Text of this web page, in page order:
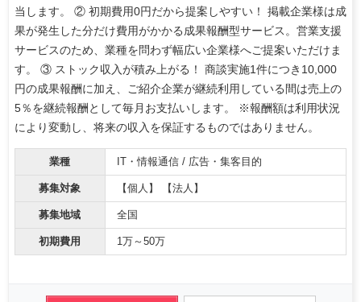
当します。 ② 初期費用0円だから提案しやすい！ 掲載企業様は成
果が発生した分だけ費用がかかる成果報酬型サービス。営業支援
サービスのため、業種を問わず幅広い企業様へご提案いただけま
す。 ③ ストック収入が積み上がる！ 商談実施1件につき10,000
円の成果報酬に加え、ご紹介企業が継続利用している間は売上の
5％を継続報酬として毎月お支払いします。 ※報酬額は利用状況
により変動し、将来の収入を保証するものではありません。
業種 IT・情報通信 / 広告・集客目的
募集対象 【個人】 【法人】
募集地域 全国
初期費用 1万～50万